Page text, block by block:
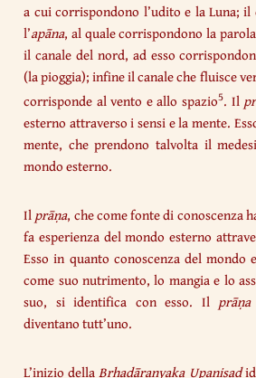
a cui corrispondono l’udito e la Luna; il
l’apāna, al quale corrispondono la
il canale del nord, ad esso
(la pioggia); infine il canale che fluisce
corrisponde al vento e allo spazio5. Il
esterno attraverso i sensi e la mente.
mente, che prendono talvolta il
mondo esterno.
Ilprāṇa, che come fonte di conoscenza
fa esperienza del mondo esterno
Esso in quanto conoscenza del mondo
come suo nutrimento, lo mangia e lo
suo, si identifica con esso. Il prāṇa
diventano tutt’uno.
L’inizio dellaBṛhadāraṇyaka Upaniṣad